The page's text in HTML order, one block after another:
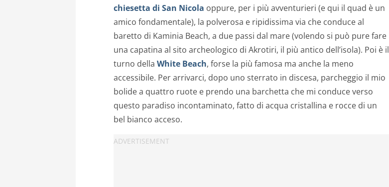
chiesetta di San Nicola oppure, per i più avventurieri (e qui il quad è un
amico fondamentale), la polverosa e ripidissima via che conduce al
baretto di Kaminia Beach, a due passi dal mare (volendo si può pure fare
una capatina al sito archeologico di Akrotiri, il più antico dell’isola). Poi è il
turno della White Beach, forse la più famosa ma anche la meno
accessibile. Per arrivarci, dopo uno sterrato in discesa, parcheggio il mio
bolide a quattro ruote e prendo una barchetta che mi conduce verso
questo paradiso incontaminato, fatto di acqua cristallina e rocce di un
bel bianco acceso.